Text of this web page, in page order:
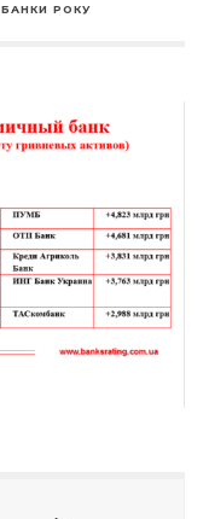
БАНКИ РОКУ